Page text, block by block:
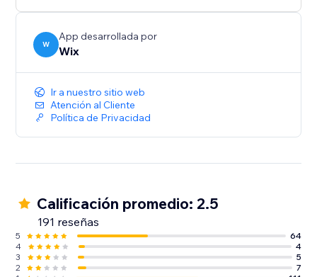
W
App desarrollada por
Wix
Ir a nuestro sitio web
Atención al Cliente
Política de Privacidad
Calificación promedio: 2.5
191 reseñas
5
64
4
4
3
5
2
7